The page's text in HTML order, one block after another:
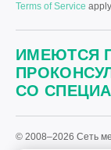
Terms of Service
ИМЕЮТСЯ
СО
© 2008–2026 Сеть